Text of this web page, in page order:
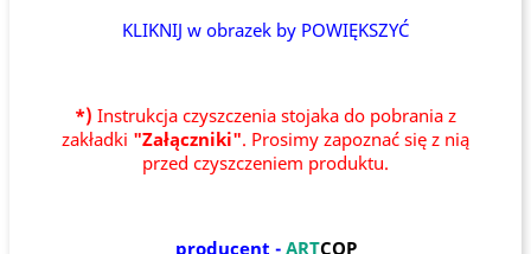
KLIKNIJ w obrazek by POWIĘKSZYĆ
*) Instrukcja czyszczenia stojaka do pobrania z
zakładki "Załączniki". Prosimy zapoznać się z nią
przed czyszczeniem produktu.
producent - ARTCOP